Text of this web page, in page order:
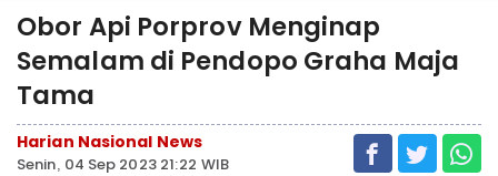
Obor Api Porprov Menginap
Semalam di Pendopo Graha Maja
Tama
Harian Nasional News
Senin, 04 Sep 2023 21:22 WIB